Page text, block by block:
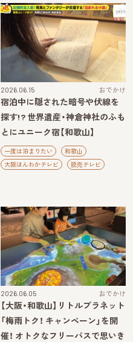
2026.06.15 おでかけ
宿泊中に隠された暗号や伏線を
探す!? 世界遺産・神倉神社のふも
とにユニーク宿【和歌山】
一度は泊まりたい
和歌山
大阪ほんわかテレビ
読売テレビ
2026.06.05 おでかけ
【大阪・和歌山】リトルプラネット
「梅雨トク！ キャンペーン」を開
催！ オトクなフリーパスで思いき